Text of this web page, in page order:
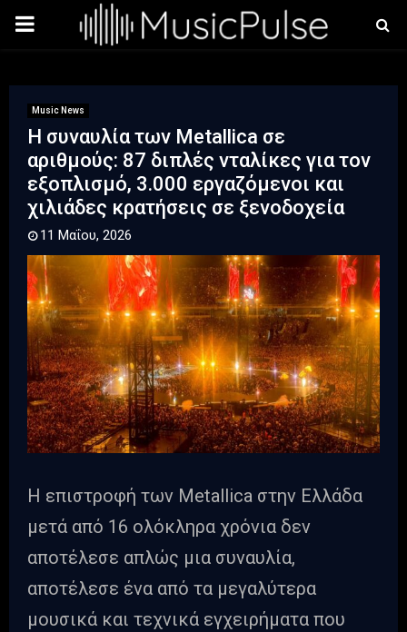
PRIMARY
Music News
Η συναυλία των Metallica σε
αριθμούς: 87 διπλές νταλίκες για τον
εξοπλισμό, 3.000 εργαζόμενοι και
χιλιάδες κρατήσεις σε ξενοδοχεία
11 Μαΐου, 2026
Η επιστροφή των Metallica στην Ελλάδα
μετά από 16 ολόκληρα χρόνια δεν
αποτέλεσε απλώς μια συναυλία,
αποτέλεσε ένα από τα μεγαλύτερα
μουσικά και τεχνικά εγχειρήματα που